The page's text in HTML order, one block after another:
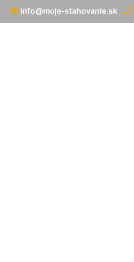
info@moje-stahovanie.sk